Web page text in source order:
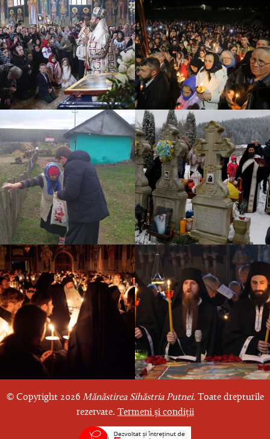
© Copyright 2026 Mănăstirea Sihăstria Putnei. Toate drepturile
rezervate. Termeni și condiții